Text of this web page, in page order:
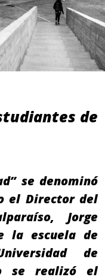
de
se denominó
el Director del
Jorge
la escuela de
de
se realizó el